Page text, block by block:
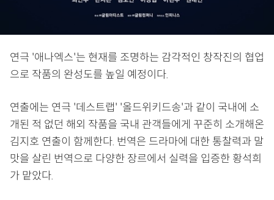
연극 '애나엑스'는 현재를 조명하는 감각적인 창작진의 협업
으로 작품의 완성도를 높일 예정이다.
연출에는 연극 '데스트랩' '올드위키드송'과 같이 국내에 소
개된 적 없던 해외 작품을 국내 관객들에게 꾸준히 소개해온
김지호 연출이 함께한다. 번역은 드라마에 대한 통찰력과 말
맛을 살린 번역으로 다양한 장르에서 실력을 입증한 황석희
가 맡았다.